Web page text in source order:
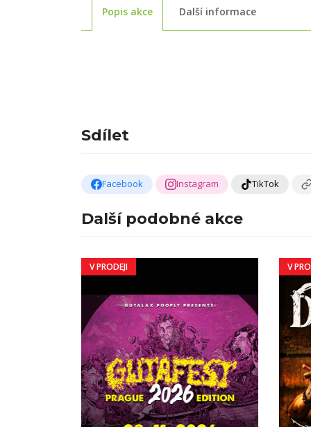
Popis akce Další informace
Sdílet
Facebook Instagram TikTok
Další podobné akce
V PRODEJI V